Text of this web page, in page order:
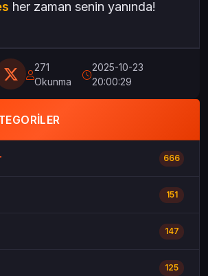
her zaman senin yanında!
271
Okunma
2025-10-23
20:00:29
666
151
147
125